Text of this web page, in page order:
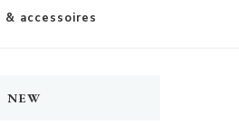
accessoires
NEW